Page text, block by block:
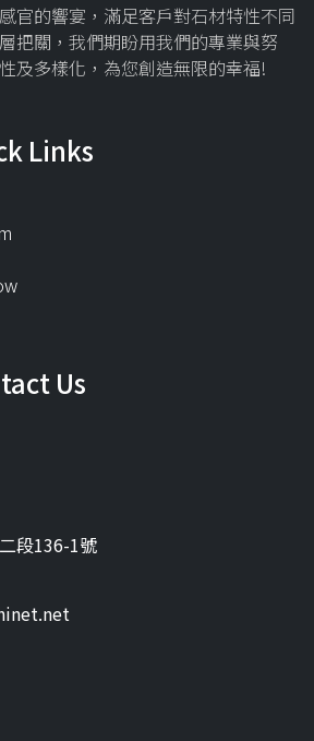
官的響宴，滿足客戶對石材特性不同
把關，我們期盼用我們的專業與努
及多樣化，為您創造無限的幸福!
Links
Us
段136-1號